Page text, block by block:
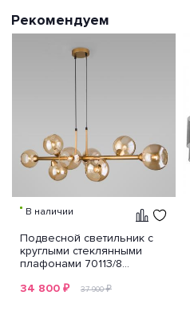
Рекомендуем
В наличии
Подвесной светильник с
круглыми стеклянными
плафонами 70113/8
34 800 ₽ 37 900₽